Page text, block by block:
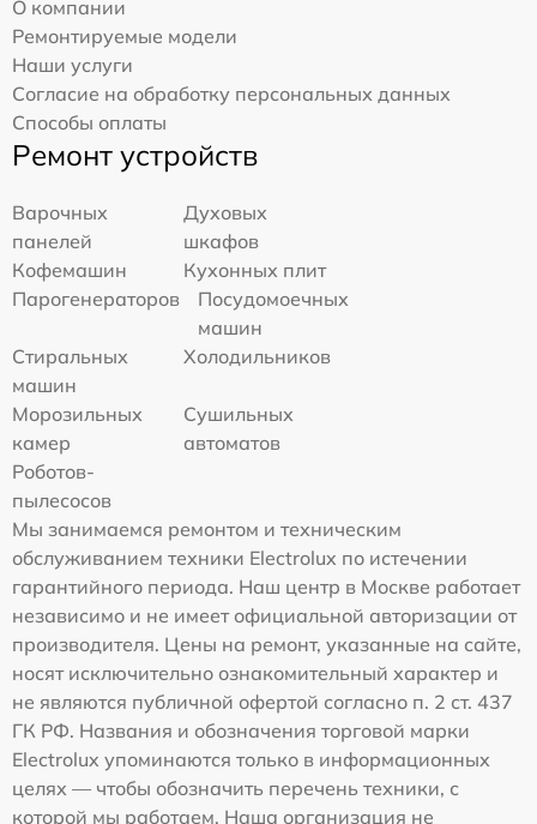
О компании
Ремонтируемые модели
Наши услуги
Согласие на обработку персональных данных
Способы оплаты
Ремонт устройств
Варочных
панелей
Духовых
шкафов
Кофемашин
Кухонных плит
Парогенераторов
Посудомоечных
машин
Стиральных
машин
Холодильников
Морозильных
камер
Сушильных
автоматов
Роботов-
пылесосов
Мы занимаемся ремонтом и техническим
обслуживанием техники Electrolux по истечении
гарантийного периода. Наш центр в Москве работает
независимо и не имеет официальной авторизации от
производителя. Цены на ремонт, указанные на сайте,
носят исключительно ознакомительный характер и
не являются публичной офертой согласно п. 2 ст. 437
ГК РФ. Названия и обозначения торговой марки
Electrolux упоминаются только в информационных
целях — чтобы обозначить перечень техники, с
которой мы работаем. Наша организация не